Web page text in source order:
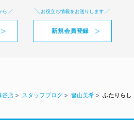
ら お役立ち情報をお送りします
新規会員登録
谷店 スタッフブログ 畠山美希
ふたりらし